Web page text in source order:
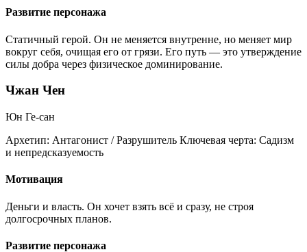
Развитие персонажа
Статичный герой. Он не меняется внутренне, но меняет мир
вокруг себя, очищая его от грязи. Его путь — это утверждение
силы добра через физическое доминирование.
Чжан Чен
Юн Ге-сан
Архетип: Антагонист / Разрушитель Ключевая черта: Садизм
и непредсказуемость
Мотивация
Деньги и власть. Он хочет взять всё и сразу, не строя
долгосрочных планов.
Развитие персонажа